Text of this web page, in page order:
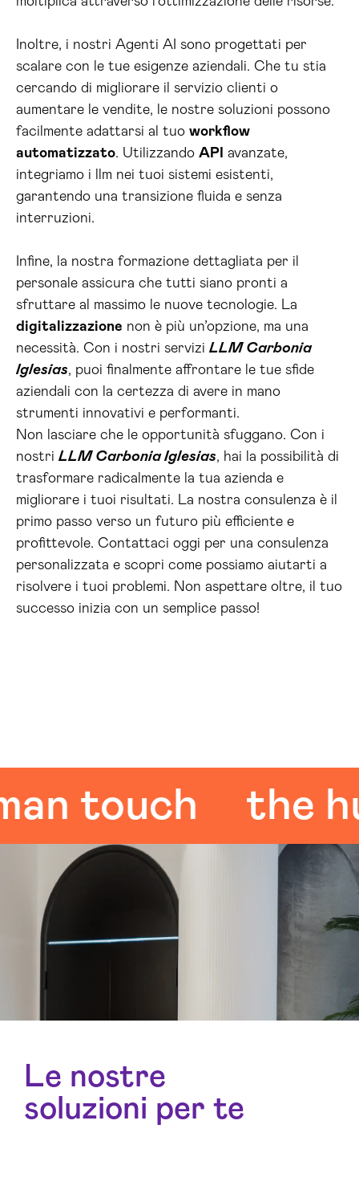
Inoltre, i nostri Agenti AI sono progettati per
scalare con le tue esigenze aziendali. Che tu stia
cercando di migliorare il servizio clienti o
aumentare le vendite, le nostre soluzioni possono
facilmente adattarsi al tuo workflow
automatizzato. Utilizzando API avanzate,
integriamo i llm nei tuoi sistemi esistenti,
garantendo una transizione fluida e senza
interruzioni.
Infine, la nostra formazione dettagliata per il
personale assicura che tutti siano pronti a
sfruttare al massimo le nuove tecnologie. La
digitalizzazione non è più un’opzione, ma una
necessità. Con i nostri servizi LLM Carbonia
Iglesias, puoi finalmente affrontare le tue sfide
aziendali con la certezza di avere in mano
strumenti innovativi e performanti.
Non lasciare che le opportunità sfuggano. Con i
nostri LLM Carbonia Iglesias, hai la possibilità di
trasformare radicalmente la tua azienda e
migliorare i tuoi risultati. La nostra consulenza è il
primo passo verso un futuro più efficiente e
profittevole. Contattaci oggi per una consulenza
personalizzata e scopri come possiamo aiutarti a
risolvere i tuoi problemi. Non aspettare oltre, il tuo
successo inizia con un semplice passo!
the
Le nostre
soluzioni per te